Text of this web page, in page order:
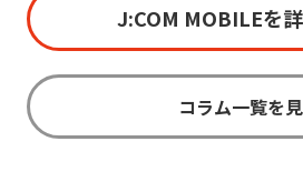
J:COM MOBILEを
コラム一覧を